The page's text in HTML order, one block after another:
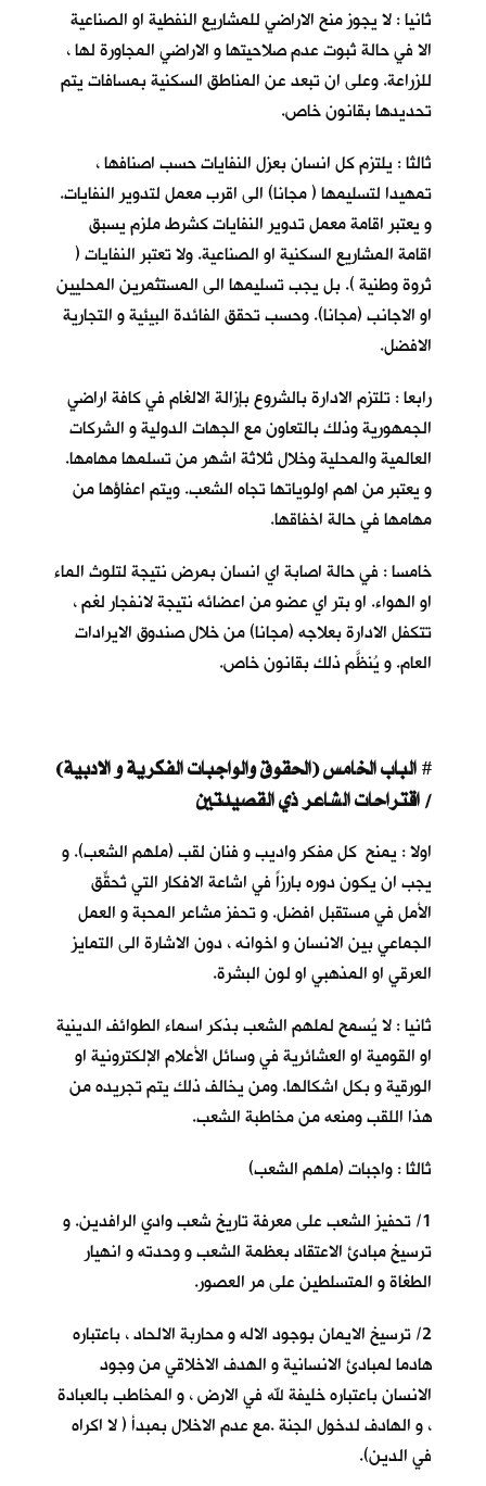
ثانيا : لا يجوز منح الاراضي للمشاريع النفطية او الصناعية
الا في حالة ثبوت عدم صلاحيتها و الاراضي المجاورة لها ،
للزراعة. وعلى ان تبعد عن المناطق السكنية بمسافات يتم
تحديدها بقانون خاص.
ثالثا : يلتزم كل انسان بعزل النفايات حسب اصنافها ،
تمهيدا لتسليمها ( مجانا) الى اقرب معمل لتدوير النفايات.
و يعتبر اقامة معمل تدوير النفايات كشرط ملزم يسبق
اقامة المشاريع السكنية او الصناعية. ولا تعتبر النفايات (
ثروة وطنية ). بل يجب تسليمها الى المستثمرين المحليين
او الاجانب (مجانا). وحسب تحقق الفائدة البيئية و التجارية
الافضل.
رابعا : تلتزم الادارة بالشروع بإزالة الالغام في كافة اراضي
الجمهورية وذلك بالتعاون مع الجهات الدولية و الشركات
العالمية والمحلية وخلال ثلاثة اشهر من تسلمها مهامها.
و يعتبر من اهم اولوياتها تجاه الشعب. ويتم اعفاؤها من
مهامها في حالة اخفاقها.
خامسا : في حالة اصابة اي انسان بمرض نتيجة لتلوث الماء
او الهواء. او بتر اي عضو من اعضائه نتيجة لانفجار لغم ،
تتكفل الادارة بعلاجه (مجانا) من خلال صندوق الايرادات
العام. و يُنظَّم ذلك بقانون خاص.
# الباب الخامس (الحقوق والواجبات الفكرية و الادبية)
/ اقتراحات الشاعر ذي القصيدتين
اولا : يمنح كل مفكر واديب و فنان لقب (ملهم الشعب). و
يجب ان يكون دوره بارزاً في اشاعة الافكار التي تُحقِّق
الأمل في مستقبل افضل. و تحفز مشاعر المحبة و العمل
الجماعي بين الانسان و اخوانه ، دون الاشارة الى التمايز
العرقي او المذهبي او لون البشرة.
ثانيا : لا يُسمح لملهم الشعب بذكر اسماء الطوائف الدينية
او القومية او العشائرية في وسائل الأعلام الإلكترونية او
الورقية و بكل اشكالها. ومن يخالف ذلك يتم تجريده من
هذا اللقب ومنعه من مخاطبة الشعب.
ثالثا : واجبات (ملهم الشعب)
1/ تحفيز الشعب على معرفة تاريخ شعب وادي الرافدين. و
ترسيخ مبادئ الاعتقاد بعظمة الشعب و وحدته و انهيار
الطغاة و المتسلطين على مر العصور.
2/ ترسيخ الايمان بوجود الاله و محاربة الالحاد ، باعتباره
هادما لمبادئ الانسانية و الهدف الاخلاقي من وجود
الانسان باعتباره خليفة لله في الارض ، و المخاطب بالعبادة
، و الهادف لدخول الجنة .مع عدم الاخلال بمبدأ ( لا اكراه
في الدين).